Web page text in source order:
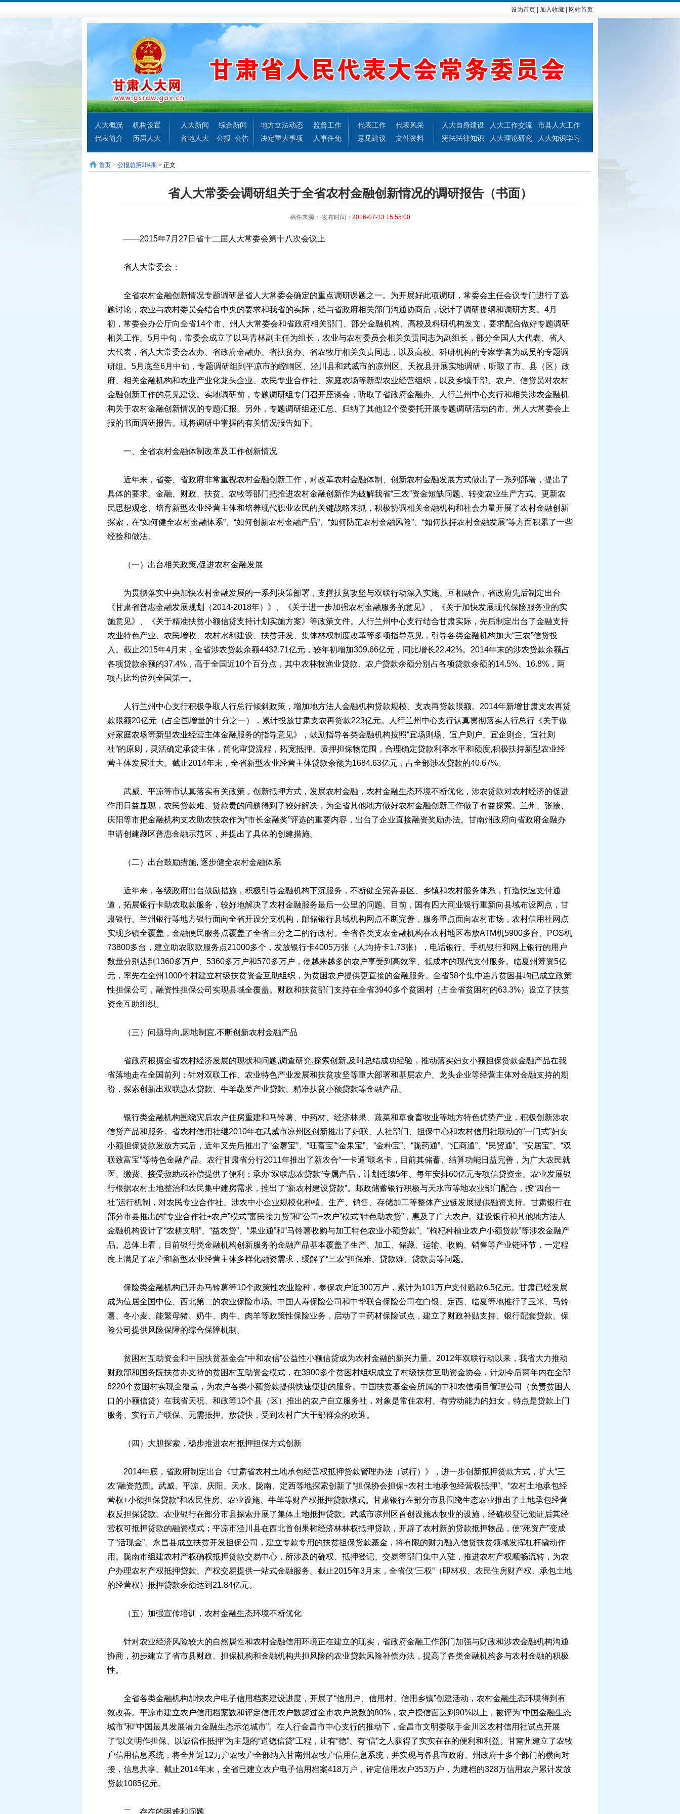
设为首页 加入收藏 网站首页
人大概况
机构设置
代表简介
历届人大
人大新闻
综合新闻
各地人大
公报 公告
地方立法动态
监督工作
决定重大事项
人事任免
代表工作
代表风采
意见建议
文件资料
人大自身建设 人大工作交流
市县人大工作
宪法法律知识
人大理论研究 人大知识学习
首页 > 公报总第204期 > 正文
省人大常委会调研组关于全省农村金融创新情况的调研报告（书面）
稿件来源： 发布时间： 2016-07-13 15:55:00
——2015年7月27日省十二届人大常委会第十八次会议上
省人大常委会：
全省农村金融创新情况专题调研是省人大常委会确定的重点调研课题之一。为开展好此项调研，常委会主任会议专门进行了选
题讨论，农业与农村委员会结合中央的要求和我省的实际，经与省政府相关部门沟通协商后，设计了调研提纲和调研方案。4月
初，常委会办公厅向全省14个市、州人大常委会和省政府相关部门、部分金融机构、高校及科研机构发文，要求配合做好专题调研
相关工作。5月中旬，常委会成立了以马青林副主任为组长，农业与农村委员会相关负责同志为副组长，部分全国人大代表、省人
大代表，省人大常委会农办、省政府金融办、省扶贫办、省农牧厅相关负责同志，以及高校、科研机构的专家学者为成员的专题调
研组。5月底至6月中旬，专题调研组到平凉市的崆峒区、泾川县和武威市的凉州区、天祝县开展实地调研，听取了市、县（区）政
府、相关金融机构和农业产业化龙头企业、农民专业合作社、家庭农场等新型农业经营组织，以及乡镇干部、农户、信贷员对农村
金融创新工作的意见建议。实地调研前，专题调研组专门召开座谈会，听取了省政府金融办、人行兰州中心支行和相关涉农金融机
构关于农村金融创新情况的专题汇报。另外，专题调研组还汇总、归纳了其他12个受委托开展专题调研活动的市、州人大常委会上
报的书面调研报告。现将调研中掌握的有关情况报告如下。
一、全省农村金融体制改革及工作创新情况
近年来，省委、省政府非常重视农村金融创新工作，对改革农村金融体制、创新农村金融发展方式做出了一系列部署，提出了
具体的要求。金融、财政、扶贫、农牧等部门把推进农村金融创新作为破解我省“三农”资金短缺问题、转变农业生产方式、更新农
民思想观念、培育新型农业经营主体和培养现代职业农民的关键战略来抓，积极协调相关金融机构和社会力量开展了农村金融创新
探索，在“如何健全农村金融体系”、“如何创新农村金融产品”、“如何防范农村金融风险”、“如何扶持农村金融发展”等方面积累了一些
经验和做法。
（一）出台相关政策,促进农村金融发展
为贯彻落实中央加快农村金融发展的一系列决策部署，支撑扶贫攻坚与双联行动深入实施、互相融合，省政府先后制定出台
《甘肃省普惠金融发展规划（2014-2018年）》、《关于进一步加强农村金融服务的意见》、《关于加快发展现代保险服务业的实
施意见》、《关于精准扶贫小额信贷支持计划实施方案》等政策文件。人行兰州中心支行结合甘肃实际，先后制定出台了金融支持
农业特色产业、农民增收、农村水利建设、扶贫开发、集体林权制度改革等多项指导意见，引导各类金融机构加大“三农”信贷投
入。截止2015年4月末，全省涉农贷款余额4432.71亿元，较年初增加309.66亿元，同比增长22.42%。2014年末的涉农贷款余额占
各项贷款余额的37.4%，高于全国近10个百分点，其中农林牧渔业贷款、农户贷款余额分别占各项贷款余额的14.5%、16.8%，两
项占比均位列全国第一。
人行兰州中心支行积极争取人行总行倾斜政策，增加地方法人金融机构贷款规模、支农再贷款限额。2014年新增甘肃支农再贷
款限额20亿元（占全国增量的十分之一），累计投放甘肃支农再贷款223亿元。人行兰州中心支行认真贯彻落实人行总行《关于做
好家庭农场等新型农业经营主体金融服务的指导意见》，鼓励指导各类金融机构按照“宜场则场、宜户则户、宜企则企、宜社则
社”的原则，灵活确定承贷主体，简化审贷流程，拓宽抵押、质押担保物范围，合理确定贷款利率水平和额度,积极扶持新型农业经
营主体发展壮大。截止2014年末，全省新型农业经营主体贷款余额为1684.63亿元，占全部涉农贷款的40.67%。
武威、平凉等市认真落实有关政策，创新抵押方式，发展农村金融，农村金融生态环境不断优化，涉农贷款对农村经济的促进
作用日益显现，农民贷款难、贷款贵的问题得到了较好解决，为全省其他地方做好农村金融创新工作做了有益探索。兰州、张掖、
庆阳等市把金融机构支农助农扶农作为“市长金融奖”评选的重要内容，出台了企业直接融资奖励办法。甘南州政府向省政府金融办
申请创建藏区普惠金融示范区，并提出了具体的创建措施。
（二）出台鼓励措施, 逐步健全农村金融体系
近年来，各级政府出台鼓励措施，积极引导金融机构下沉服务，不断健全完善县区、乡镇和农村服务体系，打造快速支付通
道，拓展银行卡助农取款服务，较好地解决了农村金融服务最后一公里的问题。目前，国有四大商业银行重新向县域布设网点，甘
肃银行、兰州银行等地方银行面向全省开设分支机构，邮储银行县域机构网点不断完善，服务重点面向农村市场，农村信用社网点
实现乡镇全覆盖，金融便民服务点覆盖了全省三分之二的行政村。全省各类支农金融机构在农村地区布放ATM机5900多台、POS机
73800多台，建立助农取款服务点21000多个，发放银行卡4005万张（人均持卡1.73张），电话银行、手机银行和网上银行的用户
数量分别达到1360多万户、5360多万户和570多万户，使越来越多的农户享受到高效率、低成本的现代支付服务。临夏州筹资5亿
元，率先在全州1000个村建立村级扶贫资金互助组织，为贫困农户提供更直接的金融服务。全省58个集中连片贫困县均已成立政策
性担保公司，融资性担保公司实现县域全覆盖。财政和扶贫部门支持在全省3940多个贫困村（占全省贫困村的63.3%）设立了扶贫
资金互助组织。
（三）问题导向,因地制宜,不断创新农村金融产品
省政府根据全省农村经济发展的现状和问题,调查研究,探索创新,及时总结成功经验，推动落实妇女小额担保贷款金融产品在我
省落地走在全国前列；针对双联工作、农业特色产业发展和扶贫攻坚等重大部署和基层农户、龙头企业等经营主体对金融支持的期
盼，探索创新出双联惠农贷款、牛羊蔬菜产业贷款、精准扶贫小额贷款等金融产品。
银行类金融机构围绕灾后农户住房重建和马铃薯、中药材、经济林果、蔬菜和草食畜牧业等地方特色优势产业，积极创新涉农
信贷产品和服务。省农村信用社继2010年在武威市凉州区创新推出了妇联、人社部门、担保中心和农村信用社联动的“一门式”妇女
小额担保贷款发放方式后，近年又先后推出了“金薯宝”、“旺畜宝”“金果宝”、“金种宝”、“陇药通”、“汇商通”、“民贸通”、“安居宝”、“双
联致富宝”等特色金融产品。农行甘肃省分行2011年推出了新农合“一卡通”联名卡，目前其储蓄、结算功能日益完善，为广大农民就
医、缴费、接受救助或补偿提供了便利；承办“双联惠农贷款”专属产品，计划连续5年、每年安排60亿元专项信贷资金。农业发展银
行根据农村土地整治和农民集中建房需求，推出了“新农村建设贷款”。邮政储蓄银行积极与天水市等地农业部门配合，按“四台一
社”运行机制，对农民专业合作社、涉农中小企业规模化种植、生产、销售、存储加工等整体产业链发展提供融资支持。甘肃银行在
部分市县推出的“专业合作社+农户”模式“富民接力贷”和“公司+农户”模式“特色助农贷”，惠及了广大农户。建设银行和其他地方法人
金融机构设计了“农耕文明”、“益农贷”、“果业通”和“马铃薯收购与加工特色农业小额贷款”、“枸杞种植业农户小额贷款”等涉农金融产
品。总体上看，目前银行类金融机构创新服务的金融产品基本覆盖了生产、加工、储藏、运输、收购、销售等产业链环节，一定程
度上满足了农户和新型农业经营主体多样化融资需求，缓解了“三农”担保难、贷款难、贷款贵等问题。
保险类金融机构已开办马铃薯等10个政策性农业险种，参保农户近300万户，累计为101万户支付赔款6.5亿元。甘肃已经发展
成为位居全国中位、西北第二的农业保险市场。中国人寿保险公司和中华联合保险公司在白银、定西、临夏等地推行了玉米、马铃
薯、冬小麦、能繁母猪、奶牛、肉牛、肉羊等政策性保险业务，启动了中药材保险试点，建立了财政补贴支持、银行配套贷款、保
险公司提供风险保障的综合保障机制。
贫困村互助资金和中国扶贫基金会“中和农信”公益性小额信贷成为农村金融的新兴力量。2012年双联行动以来，我省大力推动
财政部和国务院扶贫办支持的贫困村互助资金模式，在3900多个贫困村组织成立了村级扶贫互助资金协会，计划今后两年内在全部
6220个贫困村实现全覆盖，为农户各类小额贷款提供快速便捷的服务。中国扶贫基金会所属的中和农信项目管理公司（负责贫困人
口的小额信贷）在我省天祝、和政等10个县（区）推出的农户自立服务社，对象是常住农村、有劳动能力的妇女，特点是贷款上门
服务、实行五户联保、无需抵押、放贷快，受到农村广大干部群众的欢迎。
（四）大胆探索，稳步推进农村抵押担保方式创新
2014年底，省政府制定出台《甘肃省农村土地承包经营权抵押贷款管理办法（试行）》，进一步创新抵押贷款方式，扩大“三
农”融资范围。武威、平凉、庆阳、天水、陇南、定西等地探索创新了“担保协会担保+农村土地承包经营权抵押”、“农村土地承包经
营权+小额担保贷款”和农民住房、农业设施、牛羊等财产权抵押贷款模式。甘肃银行在部分市县围绕生态农业推出了土地承包经营
权反担保贷款。农业银行在部分市县探索开展了集体土地抵押贷款。武威市凉州区首创设施农牧业的设施，经确权登记颁证后其经
营权可抵押贷款的融资模式；平凉市泾川县在西北首创果树经济林林权抵押贷款，开辟了农村新的贷款抵押物品，使“死资产”变成
了“活现金”。永昌县成立扶贫开发担保公司，建立专款专用的扶贫担保贷款基金，将有限的财力融入信贷扶贫领域发挥杠杆撬动作
用。陇南市组建农村产权确权抵押贷款交易中心，所涉及的确权、抵押登记、交易等部门集中入驻，推进农村产权顺畅流转，为农
户办理农村产权抵押贷款、产权交易提供一站式金融服务。截止2015年3月末，全省仅“三权”（即林权、农民住房财产权、承包土地
的经营权）抵押贷款余额达到21.84亿元。
（五）加强宣传培训，农村金融生态环境不断优化
针对农业经济风险较大的自然属性和农村金融信用环境正在建立的现实，省政府金融工作部门加强与财政和涉农金融机构沟通
协商，初步建立了省市县财政、担保机构和金融机构共担风险的农业贷款风险补偿办法，提高了各类金融机构参与农村金融的积极
性。
全省各类金融机构加快农户电子信用档案建设进度，开展了“信用户、信用村、信用乡镇”创建活动，农村金融生态环境得到有
效改善。平凉市建立农户信用档案数和评定信用农户数超过全市农户总数的80%，农户授信面达到90%以上，被评为“中国金融生态
城市”和“中国最具发展潜力金融生态示范城市”。在人行金昌市中心支行的推动下，金昌市文明委联手金川区农村信用社试点开展
了“以文明作担保、以诚信作抵押”为主题的“道德信贷”工程，让有“德”、有“信”之人获得了实实在在的便利和利益。甘南州建立了农牧
户信用信息系统，将全州近12万户农牧户全部纳入甘南州农牧户信用信息系统，并实现与各县市政府、州政府十多个部门的横向对
接，信息共享。截止2014年末，全省已建立农户电子信用档案418万户，评定信用农户353万户，为建档的328万信用农户累计发放
贷款1085亿元。
二、存在的困难和问题